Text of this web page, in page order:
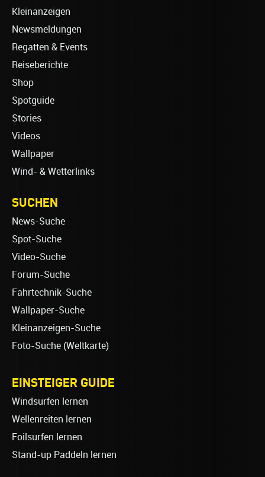
Kleinanzeigen
Newsmeldungen
Regatten & Events
Reiseberichte
Shop
Spotguide
Stories
Videos
Wallpaper
Wind- & Wetterlinks
SUCHEN
News-Suche
Spot-Suche
Video-Suche
Forum-Suche
Fahrtechnik-Suche
Wallpaper-Suche
Kleinanzeigen-Suche
Foto-Suche (Weltkarte)
EINSTEIGER GUIDE
Windsurfen lernen
Wellenreiten lernen
Foilsurfen lernen
Stand-up Paddeln lernen